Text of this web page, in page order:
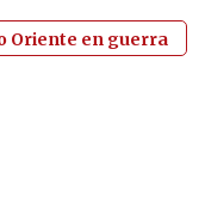
Oriente en guerra